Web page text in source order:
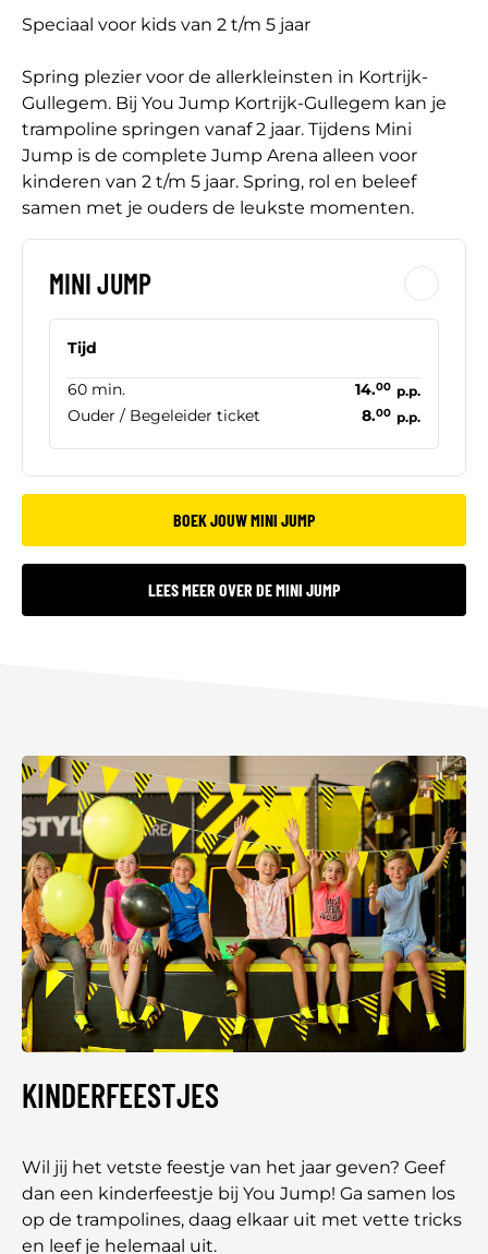
Speciaal voor kids van 2 t/m 5 jaar
Spring plezier voor de allerkleinsten in Kortrijk-
Gullegem. Bij You Jump Kortrijk-Gullegem kan je
trampoline springen vanaf 2 jaar. Tijdens Mini
Jump is de complete Jump Arena alleen voor
kinderen van 2 t/m 5 jaar. Spring, rol en beleef
samen met je ouders de leukste momenten.
MINI JUMP
Tijd
60 min. 14.00 p.p.
Ouder / Begeleider ticket 8.00 p.p.
BOEK JOUW MINI JUMP
LEES MEER OVER DE MINI JUMP
KINDERFEESTJES
Wil jij het vetste feestje van het jaar geven? Geef
dan een kinderfeestje bij You Jump! Ga samen los
op de trampolines, daag elkaar uit met vette tricks
en leef je helemaal uit.